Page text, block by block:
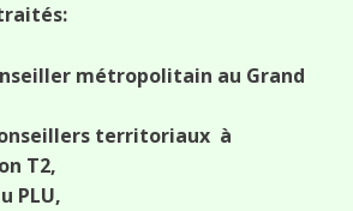
métropolitain au Grand
territoriaux à
T2,
PLU,